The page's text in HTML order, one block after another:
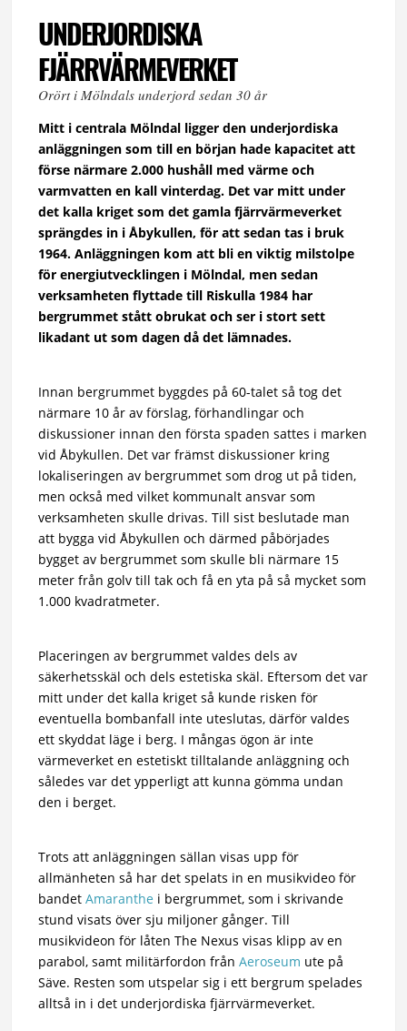
UNDERJORDISKA
FJÄRRVÄRMEVERKET
Orört i Mölndals underjord sedan 30 år
Mitt i centrala Mölndal ligger den underjordiska
anläggningen som till en början hade kapacitet att
förse närmare 2.000 hushåll med värme och
varmvatten en kall vinterdag. Det var mitt under
det kalla kriget som det gamla fjärrvärmeverket
sprängdes in i Åbykullen, för att sedan tas i bruk
1964. Anläggningen kom att bli en viktig milstolpe
för energiutvecklingen i Mölndal, men sedan
verksamheten flyttade till Riskulla 1984 har
bergrummet stått obrukat och ser i stort sett
likadant ut som dagen då det lämnades.
Innan bergrummet byggdes på 60-talet så tog det
närmare 10 år av förslag, förhandlingar och
diskussioner innan den första spaden sattes i marken
vid Åbykullen. Det var främst diskussioner kring
lokaliseringen av bergrummet som drog ut på tiden,
men också med vilket kommunalt ansvar som
verksamheten skulle drivas. Till sist beslutade man
att bygga vid Åbykullen och därmed påbörjades
bygget av bergrummet som skulle bli närmare 15
meter från golv till tak och få en yta på så mycket som
1.000 kvadratmeter.
Placeringen av bergrummet valdes dels av
säkerhetsskäl och dels estetiska skäl. Eftersom det var
mitt under det kalla kriget så kunde risken för
eventuella bombanfall inte uteslutas, därför valdes
ett skyddat läge i berg. I mångas ögon är inte
värmeverket en estetiskt tilltalande anläggning och
således var det ypperligt att kunna gömma undan
den i berget.
Trots att anläggningen sällan visas upp för
allmänheten så har det spelats in en musikvideo för
bandet Amaranthe i bergrummet, som i skrivande
stund visats över sju miljoner gånger. Till
musikvideon för låten The Nexus visas klipp av en
parabol, samt militärfordon från Aeroseum ute på
Säve. Resten som utspelar sig i ett bergrum spelades
alltså in i det underjordiska fjärrvärmeverket.